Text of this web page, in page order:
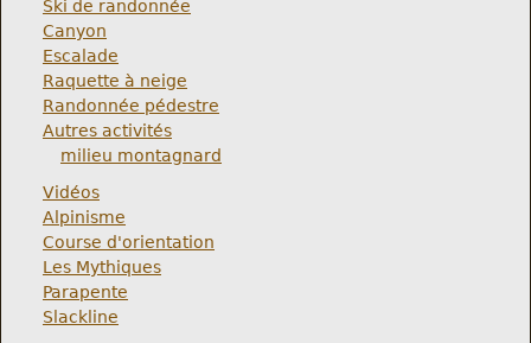
Ski de randonnée
Canyon
Escalade
Raquette à neige
Randonnée pédestre
Autres activités
milieu montagnard
Vidéos
Alpinisme
Course d'orientation
Les Mythiques
Parapente
Slackline